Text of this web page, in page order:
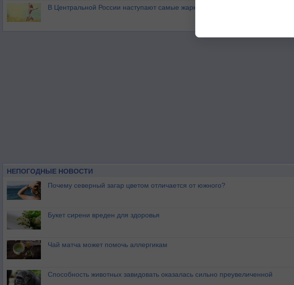
В Центральной России наступают самые жаркие дни этого лета
НЕПОГОДНЫЕ НОВОСТИ
Почему северный загар цветом отличается от южного?
Букет сирени вреден для здоровья
Чай матча может помочь аллергикам
Способность животных завидовать оказалась сильно преувеличенной